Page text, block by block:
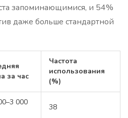
запоминающимися, и 54%
даже больше стандартной
за час
Частота
использования
(%)
000
38